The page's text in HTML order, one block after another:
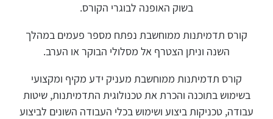
בשוק האופנה לבוגרי הקורס.
קורס תדמיתנות ממוחשבת נפתח מספר פעמים במהלך
השנה וניתן הצטרף אל מסלולי הבוקר או הערב.
קורס תדמיתנות ממוחשבת מעניק ידע מקיף ומקצועי
בשימוש בתוכנה והכרת את טכנולוגית התדמיתנות, שיטות
עבודה, טכניקות ביצוע ושימוש בכלי העבודה השונים לביצוע